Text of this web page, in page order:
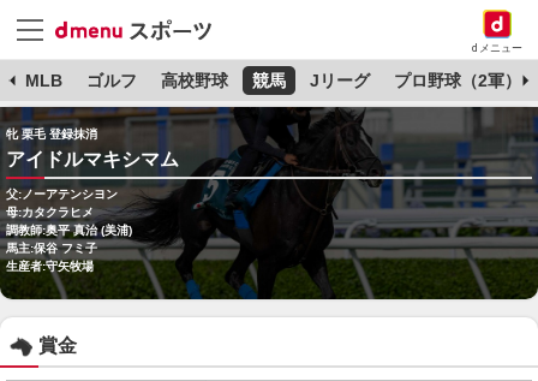
dメニュー
MLB ゴルフ 高校野球 競馬 Jリーグ プロ野球（2軍）
牝 栗毛 登録抹消
アイドルマキシマム
父:ノーアテンシヨン
母:カタクラヒメ
調教師:奥平 真治 (美浦)
馬主:保谷 フミ子
生産者:守矢牧場
賞金